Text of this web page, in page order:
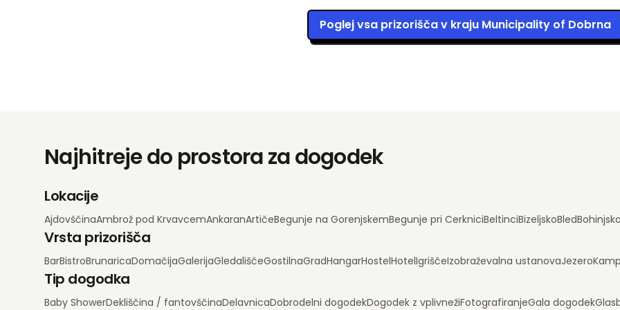
Poglej vsa prizorišča v kraju Municipality of Dobrna
Najhitreje do prostora za dogodek
Lokacije
AjdovščinaAmbrož pod KrvavcemAnkaranArtičeBegunje na GorenjskemBegunje pri CerkniciBeltinciBizeljskoBled
Vrsta prizorišča
BarBistroBrunaricaDomačijaGalerijaGledališčeGostilnaGradHangarHostelHotelIgriščeIzobraževalna ustanovaJezeroKamp
Tip dogodka
Baby ShowerDekliščina / fantovščinaDelavnicaDobrodelni dogodekDogodek z vplivnežiFotografiranjeGala dogodek